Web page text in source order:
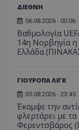
ΔΙΕΘΝΗ
06.08.2026 - 00:06
Βαθμολογία
14η Νορβηγία η
Ελλάδα
ΓΙΟΥΡΟΠΑ ΛΙΓΚ
05.08.2026 - 23:45
Έκαμψε την
φλερτάρει με